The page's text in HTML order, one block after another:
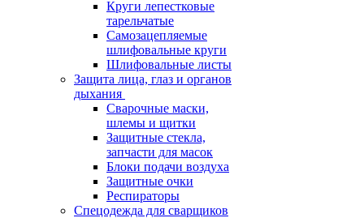
Круги лепестковые
тарельчатые
Самозацепляемые
шлифовальные круги
Шлифовальные листы
Защита лица, глаз и органов
дыхания
Сварочные маски,
шлемы и щитки
Защитные стекла,
запчасти для масок
Блоки подачи воздуха
Защитные очки
Респираторы
Спецодежда для сварщиков